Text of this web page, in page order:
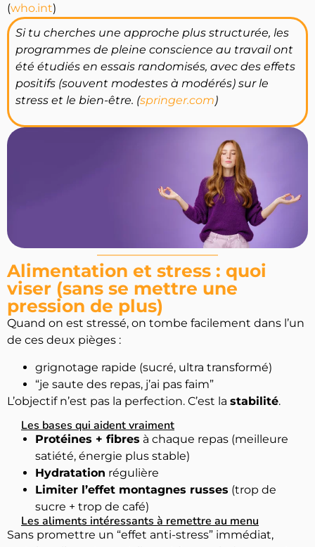
(who.int)
Si tu cherches une approche plus structurée, les
programmes de pleine conscience au travail ont
été étudiés en essais randomisés, avec des effets
positifs (souvent modestes à modérés) sur le
stress et le bien-être. (springer.com)
Alimentation et stress : quoi
viser (sans se mettre une
pression de plus)
Quand on est stressé, on tombe facilement dans l’un
de ces deux pièges :
grignotage rapide (sucré, ultra transformé)
“je saute des repas, j’ai pas faim”
L’objectif n’est pas la perfection. C’est la stabilité.
Les bases qui aident vraiment
Protéines + fibres à chaque repas (meilleure
satiété, énergie plus stable)
Hydratation régulière
Limiter l’effet montagnes russes (trop de
sucre + trop de café)
Les aliments intéressants à remettre au menu
Sans promettre un “effet anti-stress” immédiat,